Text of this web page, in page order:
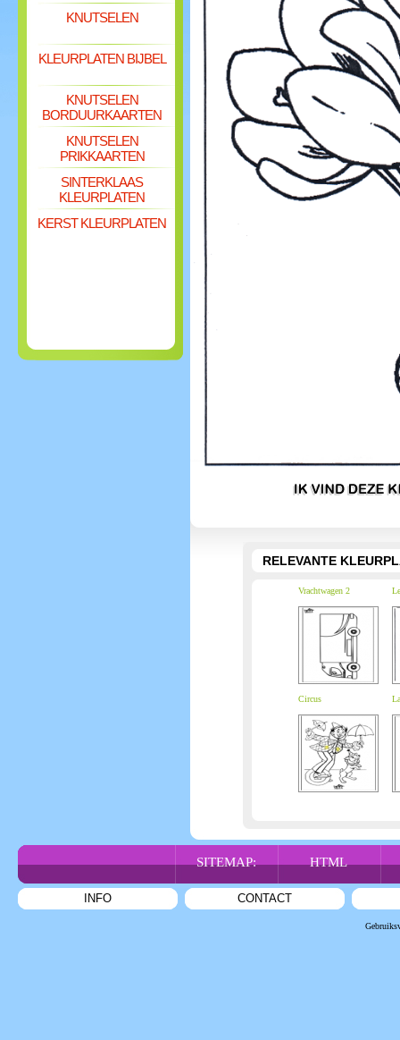
KNUTSELEN
KLEURPLATEN BIJBEL
KNUTSELEN
BORDUURKAARTEN
KNUTSELEN
PRIKKAARTEN
SINTERKLAAS
KLEURPLATEN
KERST KLEURPLATEN
RELEVANTE
Vrachtwagen 2
Circus
SITEMAP: HTML
INFO CONTACT